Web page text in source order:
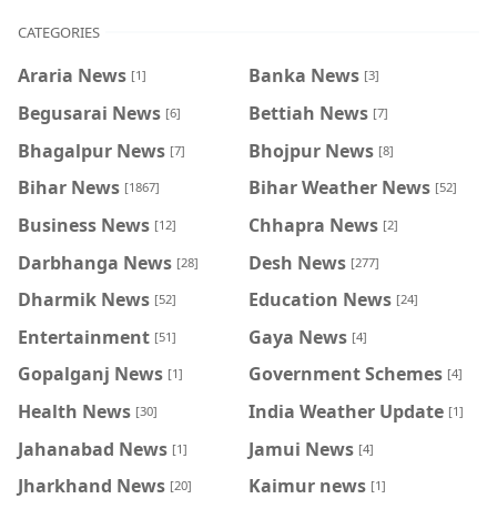
CATEGORIES
Araria News [1] Banka News [3]
Begusarai News [6] Bettiah News [7]
Bhagalpur News [7] Bhojpur News [8]
Bihar News [1867] Bihar Weather News [52]
Business News [12] Chhapra News [2]
Darbhanga News [28] Desh News [277]
Dharmik News [52] Education News [24]
Entertainment [51] Gaya News [4]
Gopalganj News [1] Government Schemes [4]
Health News [30] India Weather Update [1]
Jahanabad News [1] Jamui News [4]
Jharkhand News [20] Kaimur news [1]